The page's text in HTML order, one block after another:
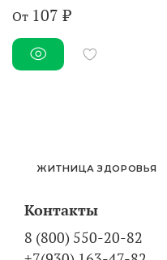
От 107 ₽
ЖИТНИЦА ЗДОРОВЬЯ
Контакты
8 (800) 550-20-82